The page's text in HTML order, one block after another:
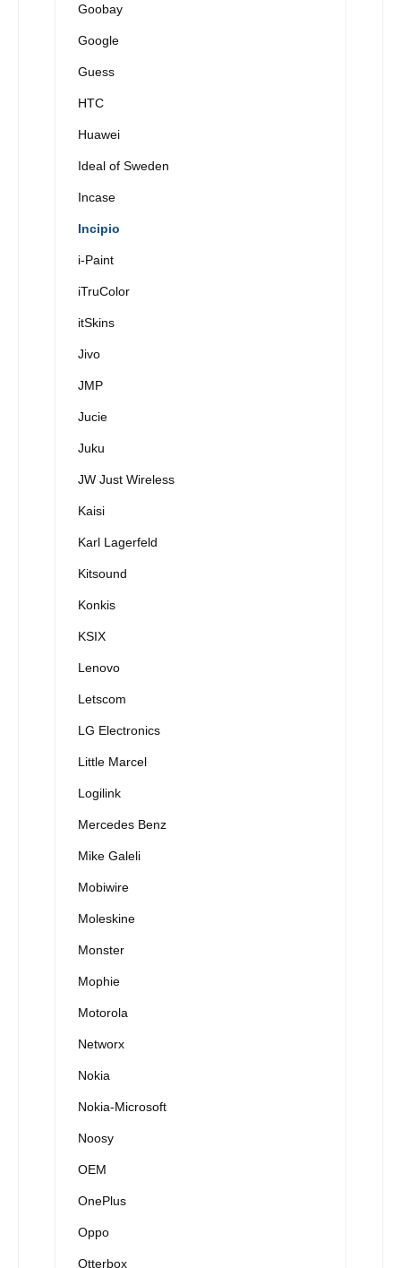
Goobay
Google
Guess
HTC
Huawei
Ideal of Sweden
Incase
Incipio
i-Paint
iTruColor
itSkins
Jivo
JMP
Jucie
Juku
JW Just Wireless
Kaisi
Karl Lagerfeld
Kitsound
Konkis
KSIX
Lenovo
Letscom
LG Electronics
Little Marcel
Logilink
Mercedes Benz
Mike Galeli
Mobiwire
Moleskine
Monster
Mophie
Motorola
Networx
Nokia
Nokia-Microsoft
Noosy
OEM
OnePlus
Oppo
Otterbox